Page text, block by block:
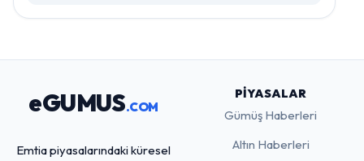
eGUMUS.COM
Emtia piyasalarındaki küresel
PIYASALAR
Gümüş Haberleri
Altın Haberleri